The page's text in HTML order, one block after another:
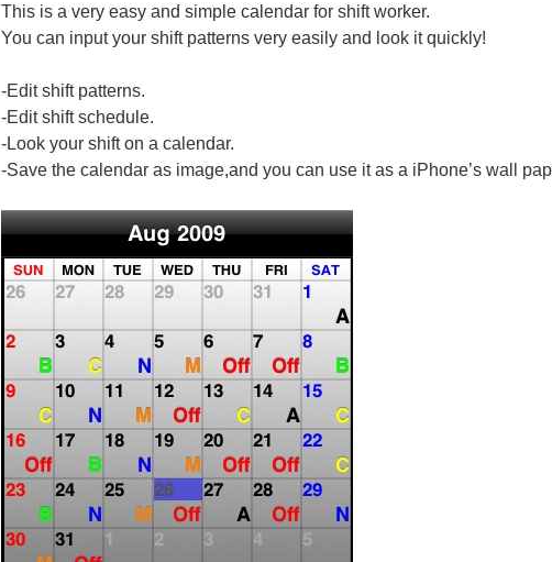
This is a very easy and simple calendar for shift worker.
You can input your shift patterns very easily and look it quickly!
-Edit shift patterns.
-Edit shift schedule.
-Look your shift on a calendar.
-Save the calendar as image,and you can use it as a iPhone’s wall